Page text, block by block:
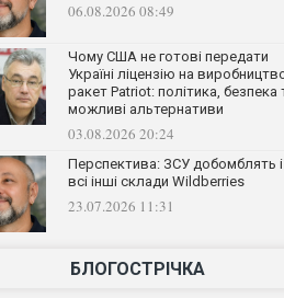
06.08.2026 08:49
Чому США не готові передати
Україні ліцензію на
ракет Patriot: політика, безпека
можливі альтернативи
03.08.2026 20:24
Перспектива: ЗСУ добомблять і
всі інші склади Wildberries
23.07.2026 11:31
БЛОГОСТРІЧКА